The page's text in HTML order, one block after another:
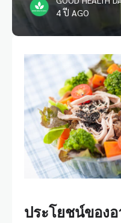
4 ปี AGO
ประโยชน์ของ